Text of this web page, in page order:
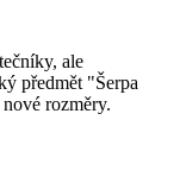
ale
předmět "Šerpa
rozměry.